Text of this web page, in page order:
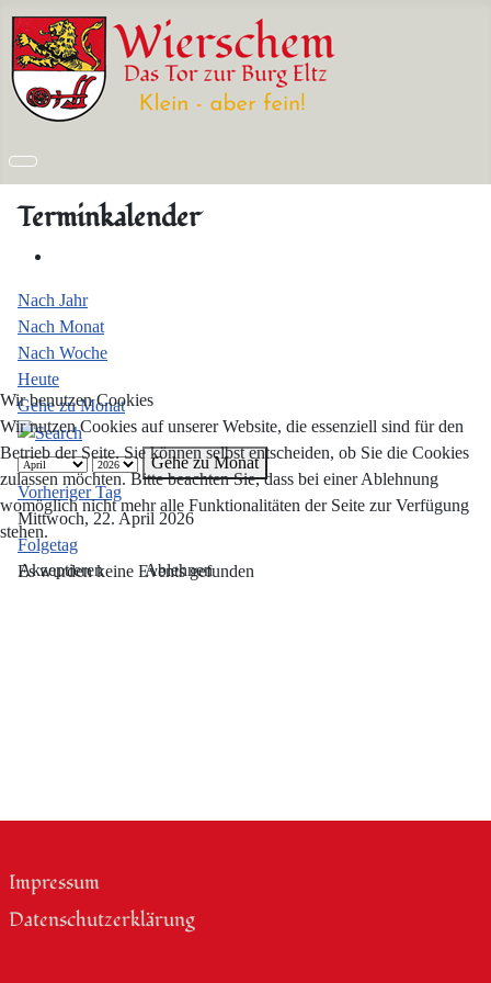
Terminkalender
Nach Jahr
Nach Monat
Nach Woche
Heute
Gehe zu Monat
Gehe zu Monat
Vorheriger Tag
Mittwoch, 22. April 2026
Folgetag
Es wurden keine Events gefunden
Impressum
Datenschutzerklärung
Wir benutzen Cookies
Wir nutzen Cookies auf unserer Website, die essenziell sind für den
Betrieb der Seite. Sie können selbst entscheiden, ob Sie die Cookies
zulassen möchten. Bitte beachten Sie, dass bei einer Ablehnung
womöglich nicht mehr alle Funktionalitäten der Seite zur Verfügung
stehen.
Akzeptieren Ablehnen